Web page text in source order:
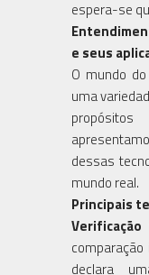
espera-se
e seus
O mundo
uma
dessas
mundo real.
Principais
declara